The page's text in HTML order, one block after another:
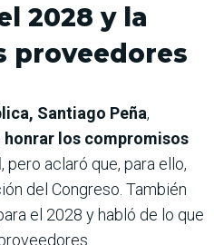
2028 y la
proveedores
Santiago Peña,
honrar los compromisos
, pero aclaró que, para ello,
del Congreso. También
el 2028 y habló de lo que